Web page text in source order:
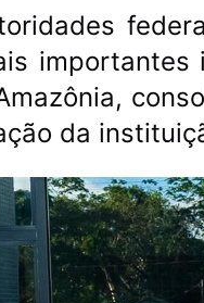
importantes
da